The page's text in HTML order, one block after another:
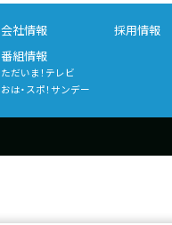
会社情報 採用情報
番組情報
ただいま！テレビ
おは・スポ！サンデー